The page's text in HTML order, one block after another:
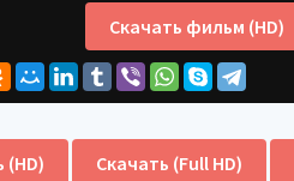
Скачать фильм (HD)
(HD) Скачать (Full HD)